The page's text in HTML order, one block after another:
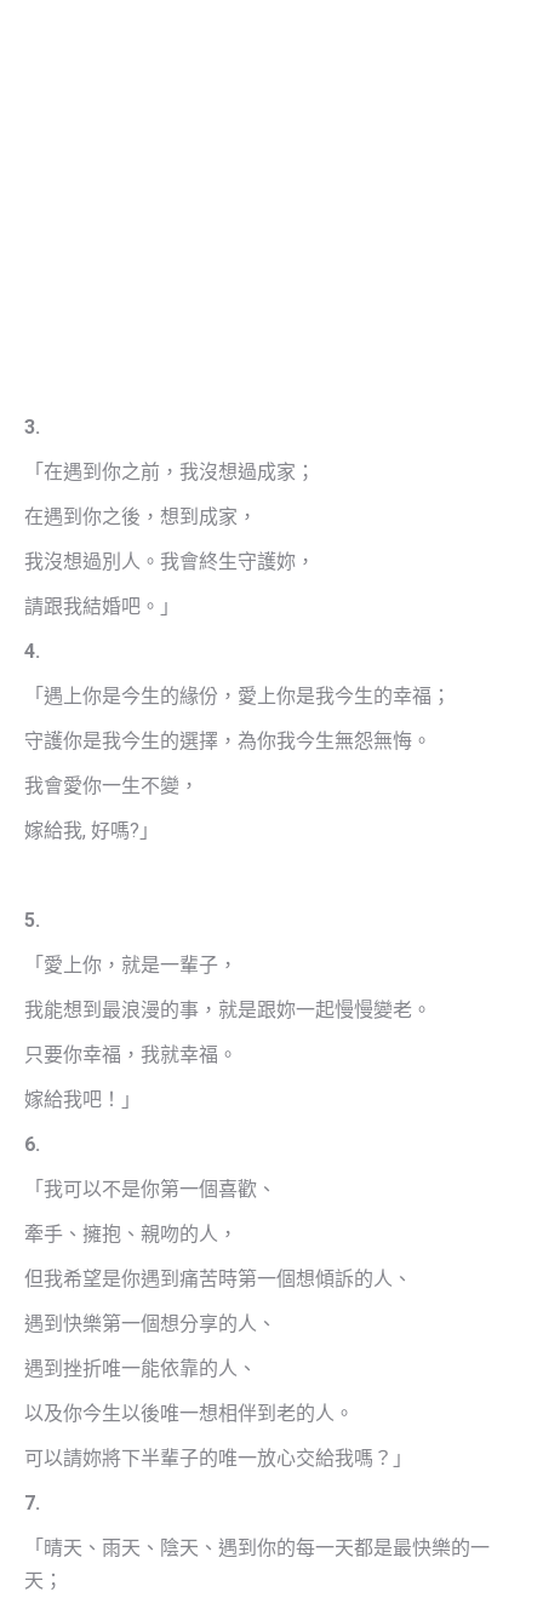
3.
「在遇到你之前，我沒想過成家；
在遇到你之後，想到成家，
我沒想過別人。我會終生守護妳，
請跟我結婚吧。」
4.
「遇上你是今生的緣份，愛上你是我今生的幸福；
守護你是我今生的選擇，為你我今生無怨無悔。
我會愛你一生不變，
嫁給我, 好嗎?」
5.
「愛上你，就是一輩子，
我能想到最浪漫的事，就是跟妳一起慢慢變老。
只要你幸福，我就幸福。
嫁給我吧！」
6.
「我可以不是你第一個喜歡、
牽手、擁抱、親吻的人，
但我希望是你遇到痛苦時第一個想傾訴的人、
遇到快樂第一個想分享的人、
遇到挫折唯一能依靠的人、
以及你今生以後唯一想相伴到老的人。
可以請妳將下半輩子的唯一放心交給我嗎？」
7.
「晴天、雨天、陰天、遇到你的每一天都是最快樂的一
天；